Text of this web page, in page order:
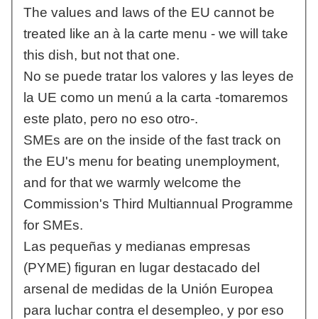
The values and laws of the EU cannot be
treated like an à la carte menu - we will take
this dish, but not that one.
No se puede tratar los valores y las leyes de
la UE como un menú a la carta -tomaremos
este plato, pero no eso otro-.
SMEs are on the inside of the fast track on
the EU's menu for beating unemployment,
and for that we warmly welcome the
Commission's Third Multiannual Programme
for SMEs.
Las pequeñas y medianas empresas
(PYME) figuran en lugar destacado del
arsenal de medidas de la Unión Europea
para luchar contra el desempleo, y por eso